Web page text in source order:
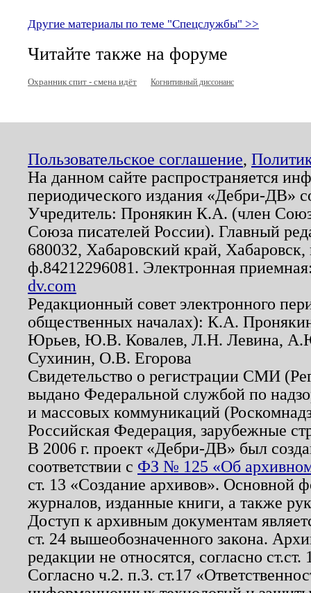
Другие материалы по теме "Спецслужбы" >>
Читайте также на форуме
Охранник спит - смена идёт Когнитивный диссонанс
Пользовательское соглашение,
На данном сайте распространяется
периодического издания «Дебри-ДВ»
Учредитель: Пронякин К.А. (член
Союза писателей России). Главный
680032, Хабаровский край,
ф.84212296081. Электронная
dv.com
Редакционный совет электронного
общественных началах): К.А.
Юрьев, Ю.В. Ковалев, Л.Н. Левина,
Сухинин, О.В. Егорова
Свидетельство о регистрации СМИ
выдано Федеральной службой по
и массовых коммуникаций
Российская Федерация, зарубежные
В 2006 г. проект «Дебри-ДВ» был
соответствии с ФЗ № 125 «Об
ст. 13 «Создание архивов». Основной
журналов, изданные книги, а также
Доступ к архивным документам
ст. 24 вышеобозначенного закона.
редакции не относятся, согласно
Согласно ч.2. п.3. ст.17